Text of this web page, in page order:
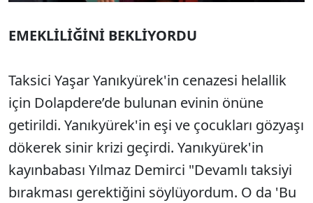
EMEKLİLİĞİNİ BEKLİYORDU
Taksici Yaşar Yanıkyürek'in cenazesi helallik
için Dolapdere’de bulunan evinin önüne
getirildi. Yanıkyürek'in eşi ve çocukları gözyaşı
dökerek sinir krizi geçirdi. Yanıkyürek'in
kayınbabası Yılmaz Demirci "Devamlı taksiyi
bırakması gerektiğini söylüyordum. O da 'Bu